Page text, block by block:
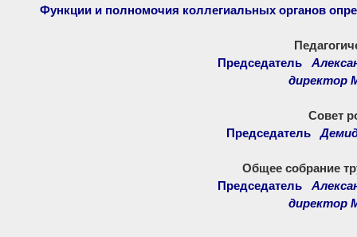
Функции и полномочия коллегиальных органов
Председатель
директор
Совет
Председатель
Общее собрание
Председатель
директор